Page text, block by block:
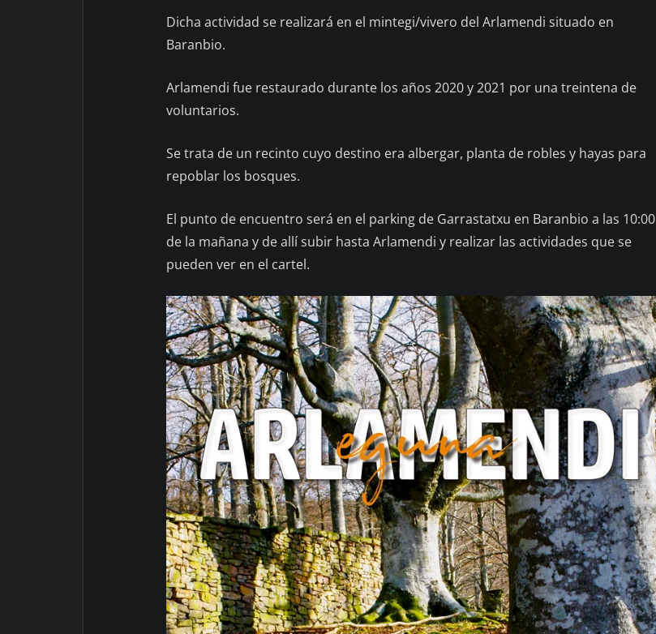
Dicha actividad se realizará en el mintegi/vivero del Arlamendi situado en
Baranbio.
Arlamendi fue restaurado durante los años 2020 y 2021 por una treintena de
voluntarios.
Se trata de un recinto cuyo destino era albergar, planta de robles y hayas para
repoblar los bosques.
El punto de encuentro será en el parking de Garrastatxu en Baranbio a las 10:00
de la mañana y de allí subir hasta Arlamendi y realizar las actividades que se
pueden ver en el cartel.